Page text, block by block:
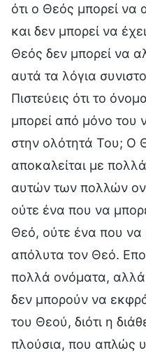
ότι ο Θεός μπορεί να
και δεν μπορεί να
Θεός δεν μπορεί να
αυτά τα λόγια
Πιστεύεις ότι το
μπορεί από μόνο του
στην ολότητά Του; Ο
αποκαλείται με
αυτών των πολλών
ούτε ένα που να
Θεό, ούτε ένα που να
απόλυτα τον Θεό.
πολλά ονόματα,
δεν μπορούν να
του Θεού, διότι η
πλούσια, που απλώς